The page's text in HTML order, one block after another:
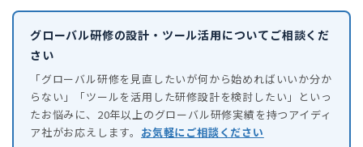
グローバル研修の設計・ツール活用についてご相談くだ
さい
「グローバル研修を見直したいが何から始めればいいか分か
らない」「ツールを活用した研修設計を検討したい」といっ
たお悩みに、20年以上のグローバル研修実績を持つアイディ
ア社がお応えします。 お気軽にご相談ください